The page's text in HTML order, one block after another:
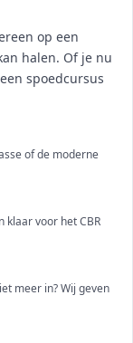
op een
halen. Of je nu
spoedcursus
of de moderne
klaar voor het CBR
meer in? Wij geven